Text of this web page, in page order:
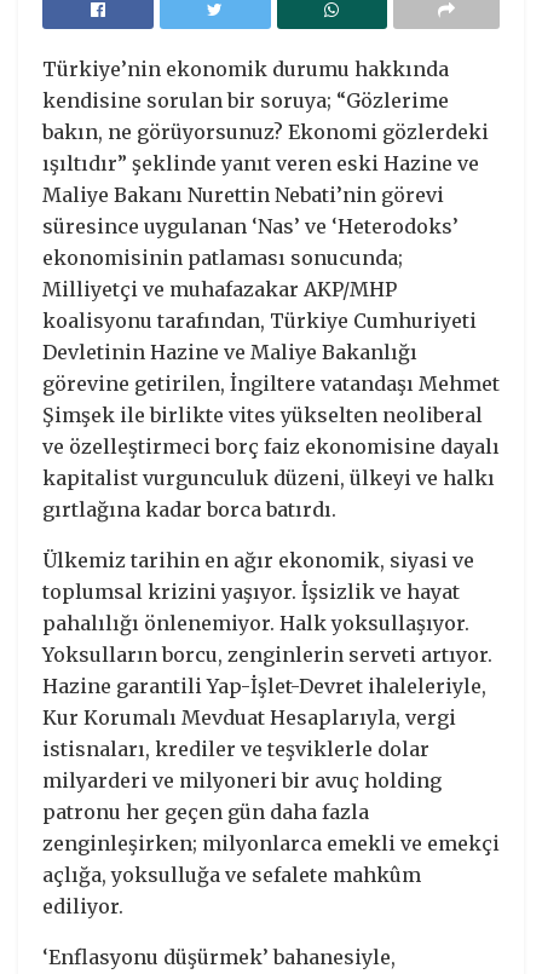
Türkiye’nin ekonomik durumu hakkında
kendisine sorulan bir soruya; “Gözlerime
bakın, ne görüyorsunuz? Ekonomi gözlerdeki
ışıltıdır” şeklinde yanıt veren eski Hazine ve
Maliye Bakanı Nurettin Nebati’nin görevi
süresince uygulanan ‘Nas’ ve ‘Heterodoks’
ekonomisinin patlaması sonucunda;
Milliyetçi ve muhafazakar AKP/MHP
koalisyonu tarafından, Türkiye Cumhuriyeti
Devletinin Hazine ve Maliye Bakanlığı
görevine getirilen, İngiltere vatandaşı Mehmet
Şimşek ile birlikte vites yükselten neoliberal
ve özelleştirmeci borç faiz ekonomisine dayalı
kapitalist vurgunculuk düzeni, ülkeyi ve halkı
gırtlağına kadar borca batırdı.
Ülkemiz tarihin en ağır ekonomik, siyasi ve
toplumsal krizini yaşıyor. İşsizlik ve hayat
pahalılığı önlenemiyor. Halk yoksullaşıyor.
Yoksulların borcu, zenginlerin serveti artıyor.
Hazine garantili Yap-İşlet-Devret ihaleleriyle,
Kur Korumalı Mevduat Hesaplarıyla, vergi
istisnaları, krediler ve teşviklerle dolar
milyarderi ve milyoneri bir avuç holding
patronu her geçen gün daha fazla
zenginleşirken; milyonlarca emekli ve emekçi
açlığa, yoksulluğa ve sefalete mahkûm
ediliyor.
‘Enflasyonu düşürmek’ bahanesiyle,